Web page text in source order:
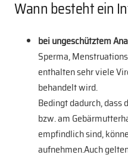
Wann besteht ein
bei ungeschütztem
Sperma,
enthalten sehr viele
behandelt wird.
Bedingt dadurch, dass
bzw. am
empfindlich sind,
aufnehmen.Auch